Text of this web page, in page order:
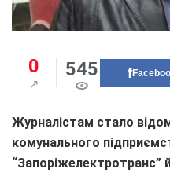
0 545
Журналістам стало
комунального
“Запоріжелектротранс”